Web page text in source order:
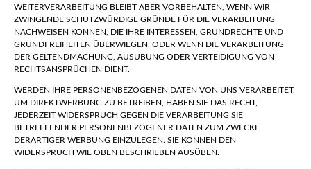
WEITERVERARBEITUNG BLEIBT ABER VORBEHALTEN, WENN WIR
ZWINGENDE SCHUTZWÜRDIGE GRÜNDE FÜR DIE VERARBEITUNG
NACHWEISEN KÖNNEN, DIE IHRE INTERESSEN, GRUNDRECHTE UND
GRUNDFREIHEITEN ÜBERWIEGEN, ODER WENN DIE VERARBEITUNG
DER GELTENDMACHUNG, AUSÜBUNG ODER VERTEIDIGUNG VON
RECHTSANSPRÜCHEN DIENT.
WERDEN IHRE PERSONENBEZOGENEN DATEN VON UNS VERARBEITET,
UM DIREKTWERBUNG ZU BETREIBEN, HABEN SIE DAS RECHT,
JEDERZEIT WIDERSPRUCH GEGEN DIE VERARBEITUNG SIE
BETREFFENDER PERSONENBEZOGENER DATEN ZUM ZWECKE
DERARTIGER WERBUNG EINZULEGEN. SIE KÖNNEN DEN
WIDERSPRUCH WIE OBEN BESCHRIEBEN AUSÜBEN.